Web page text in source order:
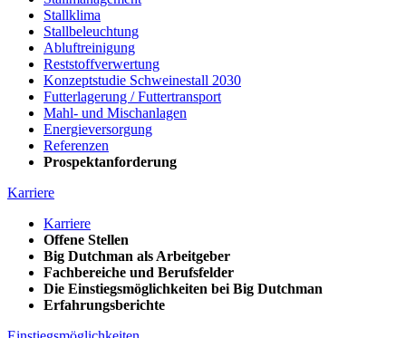
Stallklima
Stallbeleuchtung
Abluftreinigung
Reststoffverwertung
Konzeptstudie Schweinestall 2030
Futterlagerung / Futtertransport
Mahl- und Mischanlagen
Energieversorgung
Referenzen
Prospektanforderung
Karriere
Karriere
Offene Stellen
Big Dutchman als Arbeitgeber
Fachbereiche und Berufsfelder
Die Einstiegsmöglichkeiten bei Big Dutchman
Erfahrungsberichte